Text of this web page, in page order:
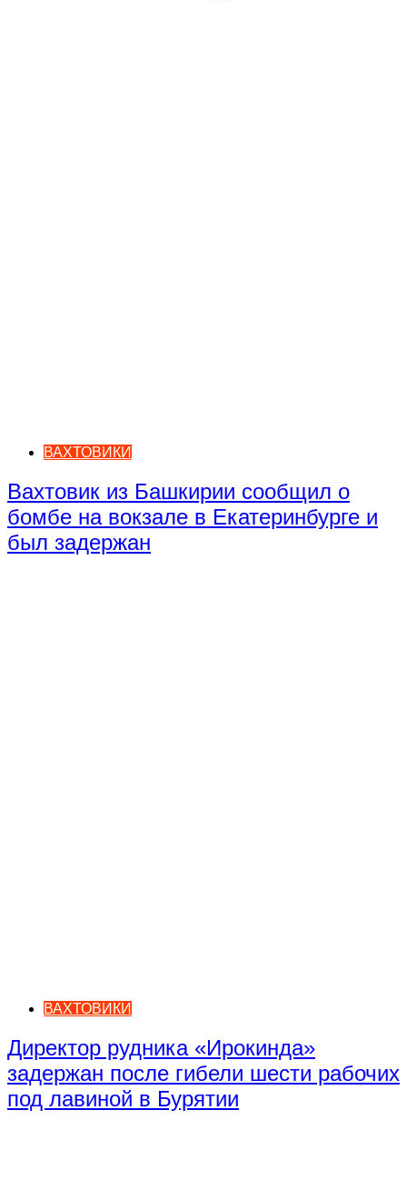
ВАХТОВИКИ
Вахтовик из Башкирии сообщил о
бомбе на вокзале в Екатеринбурге и
был задержан
ВАХТОВИКИ
Директор рудника «Ирокинда»
задержан после гибели шести рабочих
под лавиной в Бурятии